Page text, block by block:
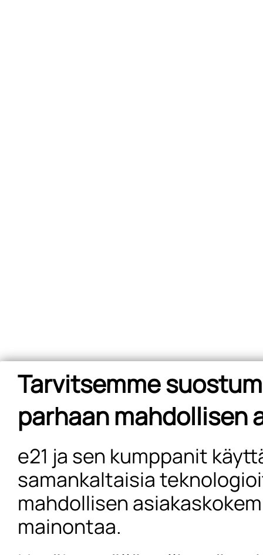
Tarvitsemme
parhaan mahdollisen
e21 ja sen kumppanit
samankaltaisia
mahdollisen
mainontaa.